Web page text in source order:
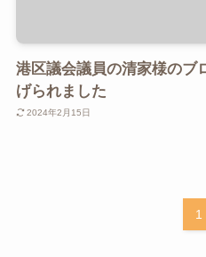
港区議会議員の清家様のブ
げられました
2024年2月15日
1